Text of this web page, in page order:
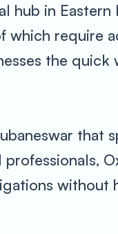
hub in
which require
the
that
without